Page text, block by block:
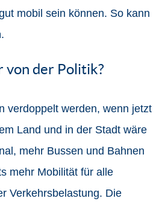
mobil sein können. So kann
von der Politik?
verdoppelt werden, wenn jetzt
Land und in der Stadt wäre
mehr Bussen und Bahnen
mehr Mobilität für alle
Verkehrsbelastung. Die